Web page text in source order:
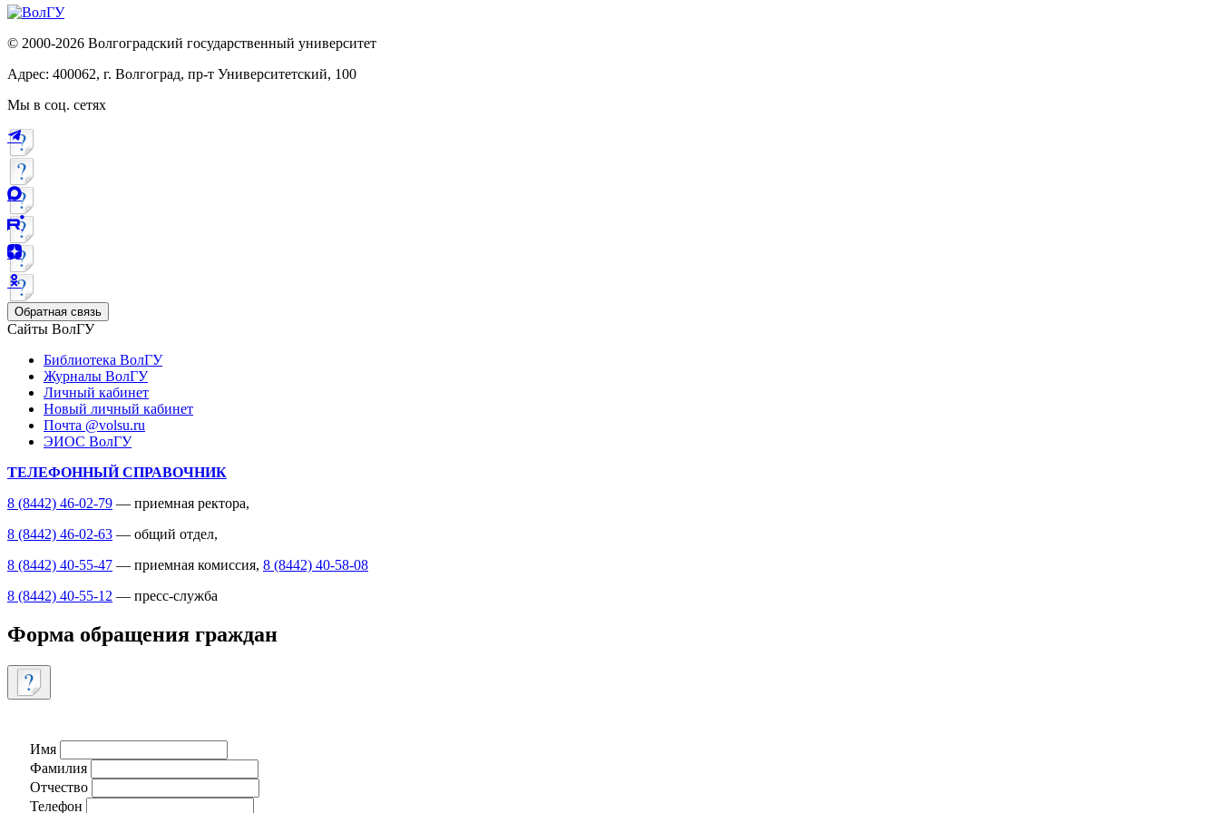
© 2000-2026 Волгоградский государственный университет
Адрес: 400062, г. Волгоград, пр-т Университетский, 100
Мы в соц. сетях
Обратная связь
Сайты ВолГУ
Библиотека ВолГУ
Журналы ВолГУ
Личный кабинет
Новый личный кабинет
Почта @volsu.ru
ЭИОС ВолГУ
ТЕЛЕФОННЫЙ СПРАВОЧНИК
8 (8442) 46-02-79 — приемная ректора,
8 (8442) 46-02-63 — общий отдел,
8 (8442) 40-55-47 — приемная комиссия, 8 (8442) 40-58-08
8 (8442) 40-55-12 — пресс-служба
Форма обращения граждан
Имя
Фамилия
Отчество
Телефон